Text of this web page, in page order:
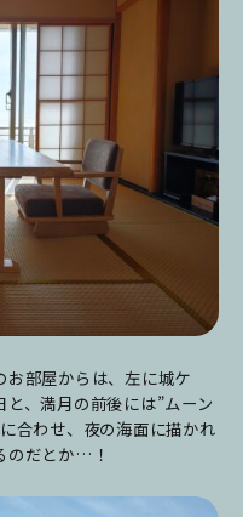
部屋からは、左に城ケ
、満月の前後には”ムーン
合わせ、夜の海面に描かれ
のだとか…！